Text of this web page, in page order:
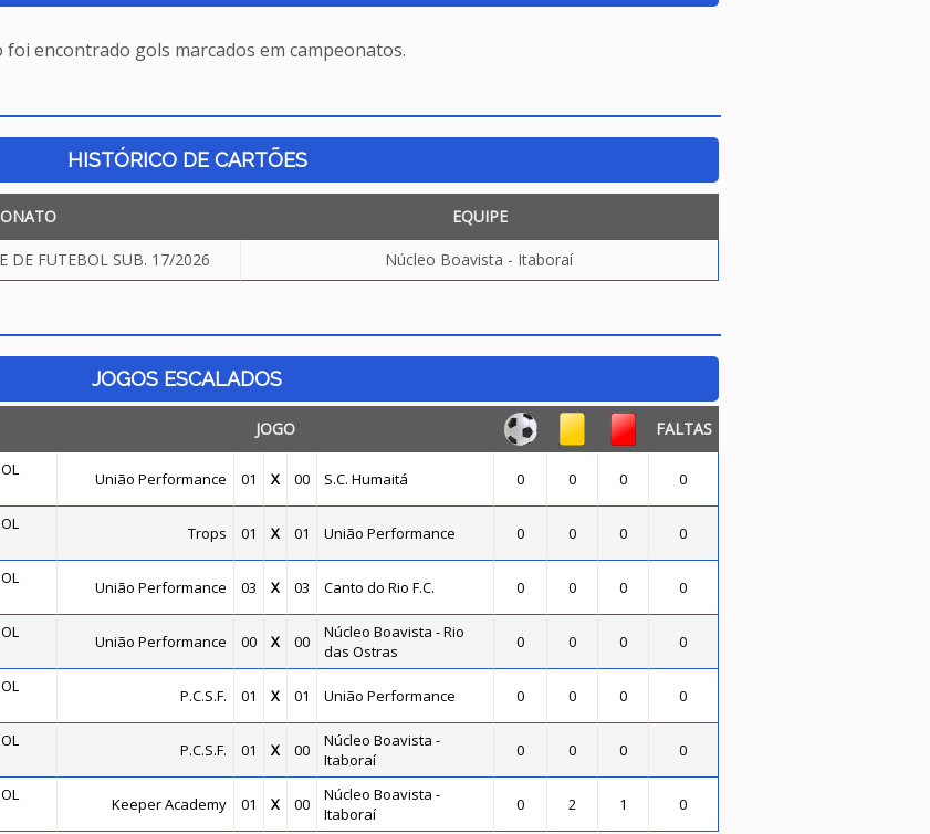
foi encontrado gols marcados em campeonatos.
HISTÓRICO DE CARTÕES
EQUIPE
DE FUTEBOL SUB. 17/2026 Núcleo Boavista - Itaboraí
JOGOS ESCALADOS
JOGO FALTAS
União Performance 01 X 00 S.C. Humaitá 0 0 0 0
Trops 01 X 01 União Performance 0 0 0 0
União Performance 03 X 03 Canto do Rio F.C. 0 0 0 0
União Performance 00 X 00
Núcleo Boavista - Rio
das Ostras
0 0 0 0
P.C.S.F. 01 X 01 União Performance 0 0 0 0
P.C.S.F. 01 X 00
Núcleo Boavista -
Itaboraí
0 0 0 0
Keeper Academy 01 X 00
Núcleo Boavista -
Itaboraí
0 2 1 0